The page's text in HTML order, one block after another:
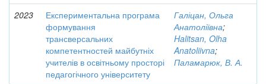
2023
Експериментальна програма
формування
трансверсальних
компетентностей майбутніх
учителів в освітньому просторі
педагогічного університету
Галіцан, Ольга
Анатоліївна;
Halitsan, Olha
Anatoliivna;
Паламарюк, В. А.